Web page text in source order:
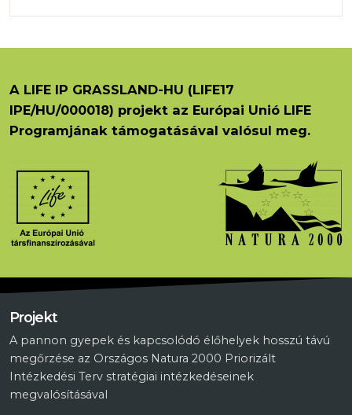
A LIFE IP GRASSLAND-HU (LIFE17
IPE/HU/000018) projekt az Európai Unió LIFE
Programjának támogatásával valósul meg.
Projekt
A pannon gyepek és kapcsolódó élőhelyek hosszú távú
megőrzése az Országos Natura 2000 Priorizált
Intézkedési Terv stratégiai intézkedéseinek
megvalósításával